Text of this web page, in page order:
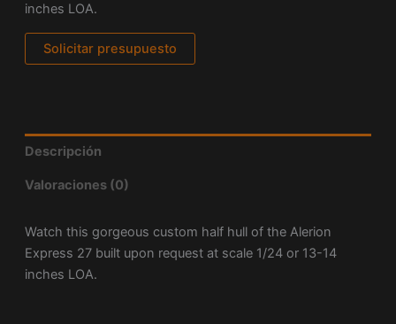
inches LOA.
Solicitar presupuesto
Descripción
Valoraciones (0)
Watch this gorgeous custom half hull of the Alerion
Express 27 built upon request at scale 1/24 or 13-14
inches LOA.